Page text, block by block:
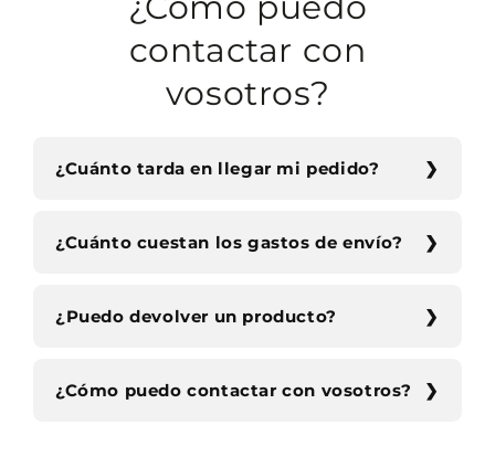
contactar con
vosotros?
¿Cuánto tarda en llegar mi pedido?
¿Cuánto cuestan los gastos de envío?
¿Puedo devolver un producto?
¿Cómo puedo contactar con vosotros?